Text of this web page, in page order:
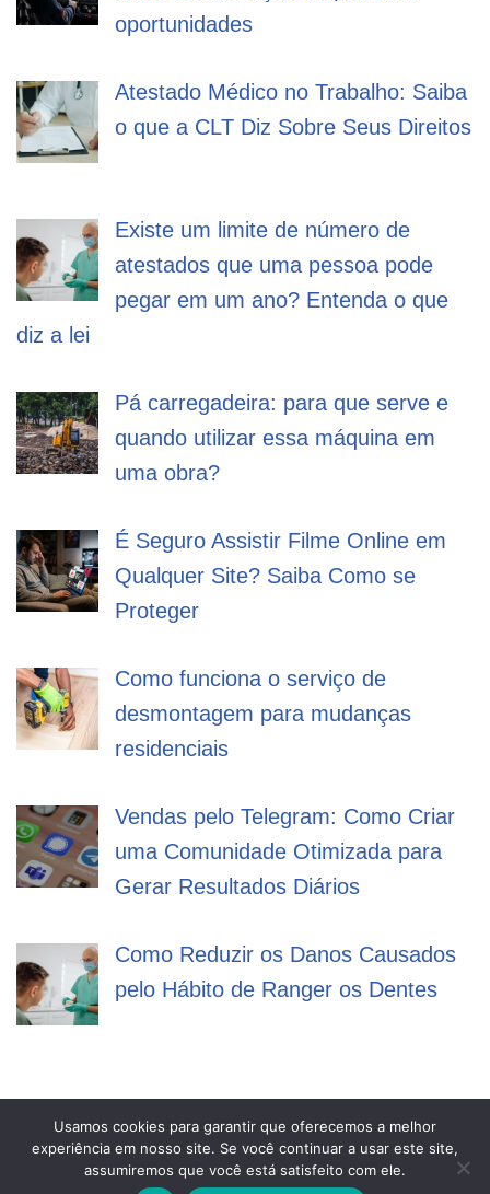
oportunidades
Atestado Médico no Trabalho: Saiba
o que a CLT Diz Sobre Seus Direitos
Existe um limite de número de
atestados que uma pessoa pode
pegar em um ano? Entenda o que
diz a lei
Pá carregadeira: para que serve e
quando utilizar essa máquina em
uma obra?
É Seguro Assistir Filme Online em
Qualquer Site? Saiba Como se
Proteger
Como funciona o serviço de
desmontagem para mudanças
residenciais
Vendas pelo Telegram: Como Criar
uma Comunidade Otimizada para
Gerar Resultados Diários
Como Reduzir os Danos Causados
pelo Hábito de Ranger os Dentes
Mega Filmes
Usamos cookies para garantir que oferecemos a melhor
experiência em nosso site. Se você continuar a usar este site,
assumiremos que você está satisfeito com ele.